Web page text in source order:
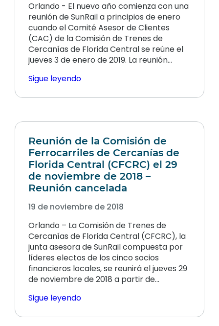
Orlando - El nuevo año comienza con una
reunión de SunRail a principios de enero
cuando el Comité Asesor de Clientes
(CAC) de la Comisión de Trenes de
Cercanías de Florida Central se reúne el
jueves 3 de enero de 2019. La reunión...
Sigue leyendo
Reunión de la Comisión de
Ferrocarriles de Cercanías de
Florida Central (CFCRC) el 29
de noviembre de 2018 –
Reunión cancelada
19 de noviembre de 2018
Orlando – La Comisión de Trenes de
Cercanías de Florida Central (CFCRC), la
junta asesora de SunRail compuesta por
líderes electos de los cinco socios
financieros locales, se reunirá el jueves 29
de noviembre de 2018 a partir de...
Sigue leyendo